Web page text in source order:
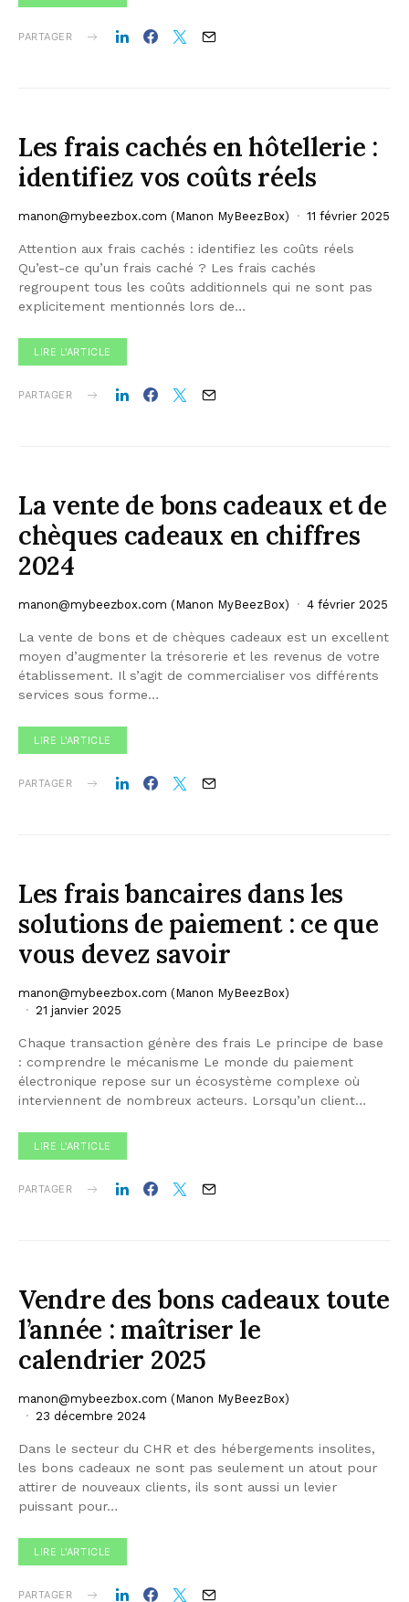
PARTAGER
Les frais cachés en hôtellerie :
identifiez vos coûts réels
manon@mybeezbox.com (Manon MyBeezBox) 11 février 2025
Attention aux frais cachés : identifiez les coûts réels
Qu’est-ce qu’un frais caché ? Les frais cachés
regroupent tous les coûts additionnels qui ne sont pas
explicitement mentionnés lors de…
LIRE L'ARTICLE
PARTAGER
La vente de bons cadeaux et de
chèques cadeaux en chiffres
2024
manon@mybeezbox.com (Manon MyBeezBox) 4 février 2025
La vente de bons et de chèques cadeaux est un excellent
moyen d’augmenter la trésorerie et les revenus de votre
établissement. Il s’agit de commercialiser vos différents
services sous forme…
LIRE L'ARTICLE
PARTAGER
Les frais bancaires dans les
solutions de paiement : ce que
vous devez savoir
manon@mybeezbox.com (Manon MyBeezBox)
21 janvier 2025
Chaque transaction génère des frais Le principe de base
: comprendre le mécanisme Le monde du paiement
électronique repose sur un écosystème complexe où
interviennent de nombreux acteurs. Lorsqu’un client…
LIRE L'ARTICLE
PARTAGER
Vendre des bons cadeaux toute
l’année : maîtriser le
calendrier 2025
manon@mybeezbox.com (Manon MyBeezBox)
23 décembre 2024
Dans le secteur du CHR et des hébergements insolites,
les bons cadeaux ne sont pas seulement un atout pour
attirer de nouveaux clients, ils sont aussi un levier
puissant pour…
LIRE L'ARTICLE
PARTAGER